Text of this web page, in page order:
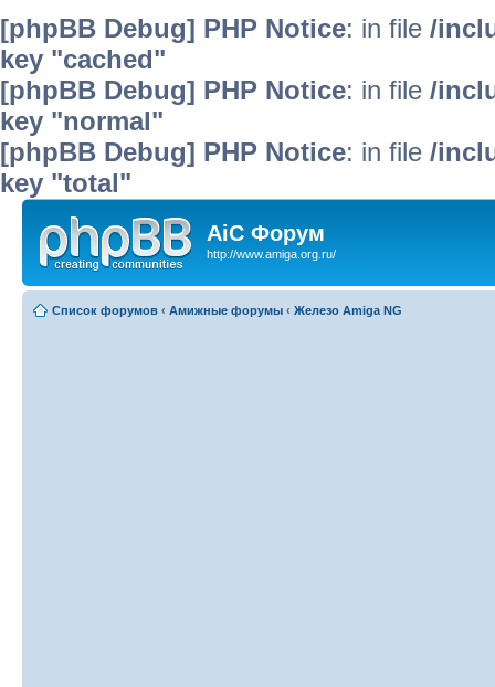
[phpBB Debug] PHP Notice: in file /
key "cached"
[phpBB Debug] PHP Notice: in file /
key "normal"
[phpBB Debug] PHP Notice: in file /
key "total"
AiC Форум
http://www.amiga.org.ru/
Список форумов ‹ Амижные форумы ‹ Железо Amiga NG